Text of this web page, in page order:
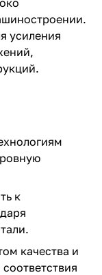
усиления
к
качества и